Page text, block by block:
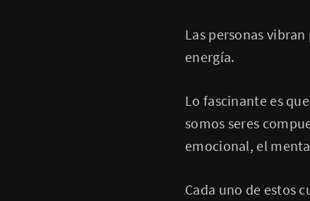
Las personas
energía.
Lo fascinante es
somos seres
emocional, el
Cada uno de estos